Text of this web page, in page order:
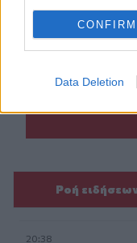
CONFIRM
Data Deletion
Γίνε ο
Ροή
20:38